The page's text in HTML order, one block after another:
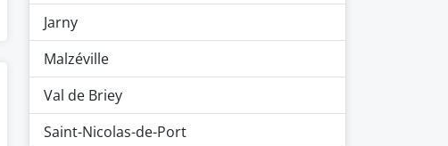
Jarny
Malzéville
Val de Briey
Saint-Nicolas-de-Port